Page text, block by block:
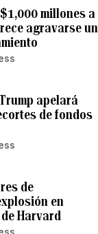
millones a
agravarse un
apelará
de fondos
de
en
Harvard